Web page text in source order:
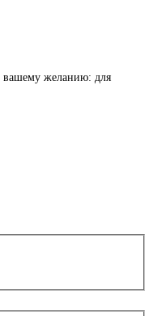
вашему желанию: для